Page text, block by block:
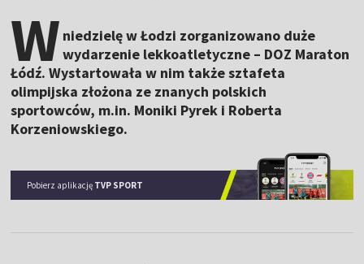
W niedzielę w Łodzi zorganizowano duże
wydarzenie lekkoatletyczne – DOZ Maraton
Łódź. Wystartowała w nim także sztafeta
olimpijska złożona ze znanych polskich
sportowców, m.in. Moniki Pyrek i Roberta
Korzeniowskiego.
Pobierz aplikację TVP SPORT